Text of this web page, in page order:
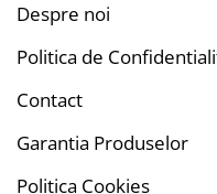
Aplicare uniforma, fara
Design ergonomic
Reutilizabil si lavabil
Despre noi
Politica de
Contact
Garantia Produselor
Politica Cookies